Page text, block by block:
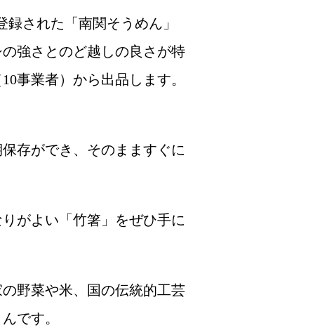
された「南関そうめん」
強さとのど越しの良さが特
事業者）から出品します。
存ができ、そのまますぐに
がよい「竹箸」をぜひ手に
野菜や米、国の伝統的工芸
です。